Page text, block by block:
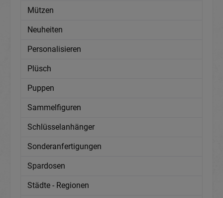
Mützen
Neuheiten
Personalisieren
Plüsch
Puppen
Sammelfiguren
Schlüsselanhänger
Sonderanfertigungen
Spardosen
Städte - Regionen